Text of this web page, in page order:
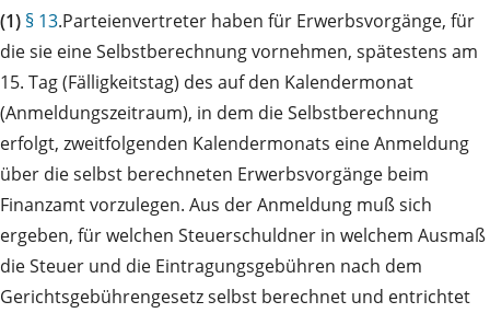
(1) § 13.Parteienvertreter haben für Erwerbsvorgänge, für
die sie eine Selbstberechnung vornehmen, spätestens am
15. Tag (Fälligkeitstag) des auf den Kalendermonat
(Anmeldungszeitraum), in dem die Selbstberechnung
erfolgt, zweitfolgenden Kalendermonats eine Anmeldung
über die selbst berechneten Erwerbsvorgänge beim
Finanzamt vorzulegen. Aus der Anmeldung muß sich
ergeben, für welchen Steuerschuldner in welchem Ausmaß
die Steuer und die Eintragungsgebühren nach dem
Gerichtsgebührengesetz selbst berechnet und entrichtet